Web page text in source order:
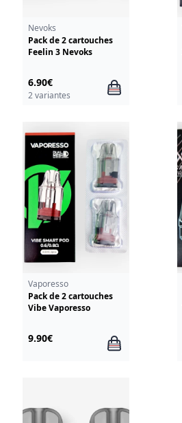
Nevoks
Pack de 2 cartouches
Feelin 3 Nevoks
6.90€
2 variantes
Vaporesso
Pack de 2 cartouches
Vibe Vaporesso
9.90€